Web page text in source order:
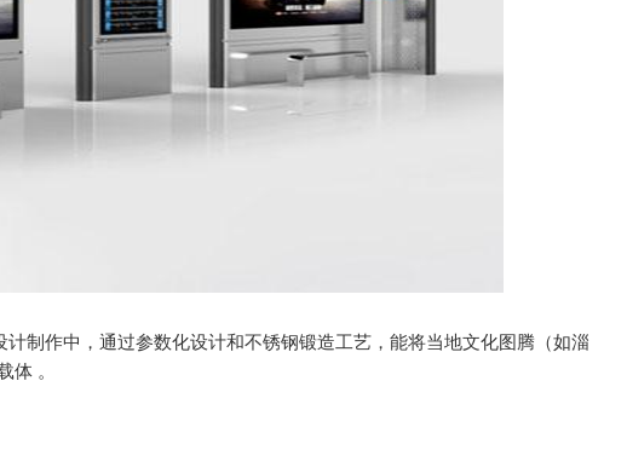
制作中，通过参数化设计和不锈钢锻造工艺，能将当地文化图腾（如淄
体 。